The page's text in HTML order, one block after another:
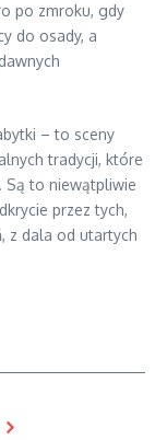
po zmroku, gdy
do osady, a
– to sceny
tradycji, które
Są to niewątpliwie
przez tych,
z dala od utartych